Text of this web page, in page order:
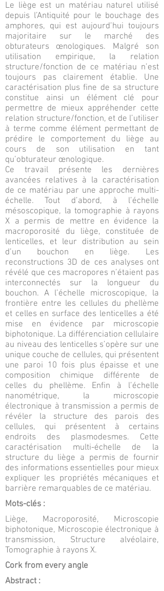
Le liège est un matériau naturel utilisé
depuis l’Antiquité pour le bouchage des
amphores, qui est aujourd’hui toujours
majoritaire sur le marché des
obturateurs œnologiques. Malgré son
utilisation empirique, la relation
structure/fonction de ce matériau n’est
toujours pas clairement établie. Une
caractérisation plus fine de sa structure
constitue ainsi un élément clé pour
permettre de mieux appréhender cette
relation structure/fonction, et de l’utiliser
à terme comme élément permettant de
prédire le comportement du liège au
cours de son utilisation en tant
qu’obturateur œnologique.
Ce travail présente les dernières
avancées relatives à la caractérisation
de ce matériau par une approche multi-
échelle. Tout d’abord, à l’échelle
mésoscopique, la tomographie à rayons
X a permis de mettre en évidence la
macroporosité du liège, constituée de
lenticelles, et leur distribution au sein
d’un bouchon en liège. Les
reconstructions 3D de ces analyses ont
révélé que ces macropores n’étaient pas
interconnectés sur la longueur du
bouchon. A l’échelle microscopique, la
frontière entre les cellules du phellème
et celles en surface des lenticelles a été
mise en évidence par microscopie
biphotonique. La différenciation cellulaire
au niveau des lenticelles s’opère sur une
unique couche de cellules, qui présentent
une paroi 10 fois plus épaisse et une
composition chimique différente de
celles du phellème. Enfin à l’échelle
nanométrique, la microscopie
électronique à transmission a permis de
révéler la structure des parois des
cellules, qui présentent à certains
endroits des plasmodesmes. Cette
caractérisation multi-échelle de la
structure du liège a permis de fournir
des informations essentielles pour mieux
expliquer les propriétés mécaniques et
barrière remarquables de ce matériau.
Mots-clés :
Liège, Macroporosité, Microscopie
biphotonique, Microscopie électronique à
transmission, Structure alvéolaire,
Tomographie à rayons X.
Cork from every angle
Abstract :